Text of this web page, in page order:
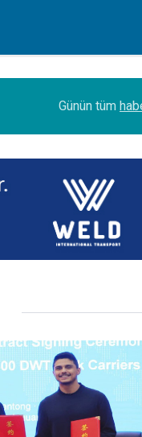
Turhan Özen, Saudia
Günün tüm